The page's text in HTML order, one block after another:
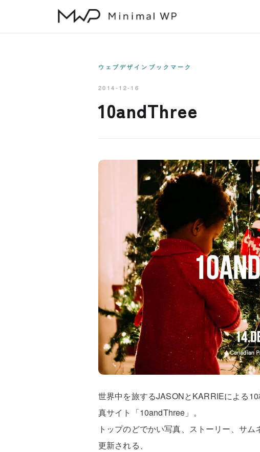
ウェブデザインブックマーク
2014-12-16
10andThree
世界中を旅するJASONとKARRIEによる
真サイト「10andThree」。
トップのどでかい写真、ストーリー、サ
更新される、